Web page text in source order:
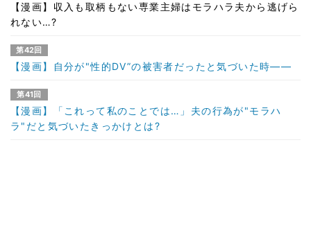
【漫画】収入も取柄もない専業主婦はモラハラ夫から逃げら
れない…?
第42回
【漫画】自分が"性的DV”の被害者だったと気づいた時――
第41回
【漫画】「これって私のことでは…」夫の行為が"モラハ
ラ"だと気づいたきっかけとは?